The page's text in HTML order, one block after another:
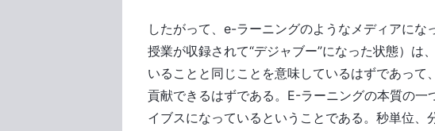
したがって、e-ラーニングのようなメディアにな
授業が収録されて“デジャブー”になった状態）は
いることと同じことを意味しているはずであって
貢献できるはずである。E-ラーニングの本質の一
イブスになっているということである。秒単位、